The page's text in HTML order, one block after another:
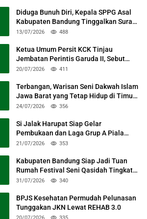
Diduga Bunuh Diri, Kepala SPPG Asal
Kabupaten Bandung Tinggalkan Surat
Permohonan Maaf
13/07/2026 488
Ketua Umum Persit KCK Tinjau
Jembatan Perintis Garuda II, Sebut
Simbol Kebersamaan TNI dan Rakyat
20/07/2026 411
Terbangan, Warisan Seni Dakwah Islam
Jawa Barat yang Tetap Hidup di Timur
Kabupaten Bandung
24/07/2026 356
Si Jalak Harupat Siap Gelar
Pembukaan dan Laga Grup A Piala
Presiden 2026 Sabtu Mendatang
21/07/2026 353
Kabupaten Bandung Siap Jadi Tuan
Rumah Festival Seni Qasidah Tingkat
Nasional
31/07/2026 340
BPJS Kesehatan Permudah Pelunasan
Tunggakan JKN Lewat REHAB 3.0
20/07/2026 335